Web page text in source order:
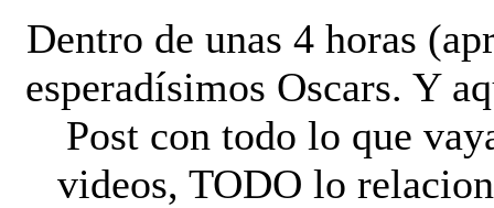
Dentro de unas 4 horas
esperadísimos Oscars. Y
Post con todo lo que
videos, TODO lo